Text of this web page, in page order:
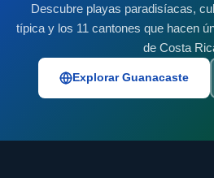
Descubre playas paradisíacas,
típica y los 11 cantones que hacen
de Costa
Explorar Guanacaste